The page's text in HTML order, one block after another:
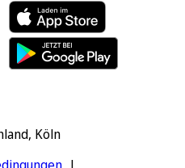
Köln